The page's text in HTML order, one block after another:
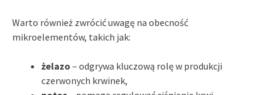
Warto również zwrócić uwagę na obecność
mikroelementów, takich jak:
żelazo – odgrywa kluczową rolę w produkcji
czerwonych krwinek,